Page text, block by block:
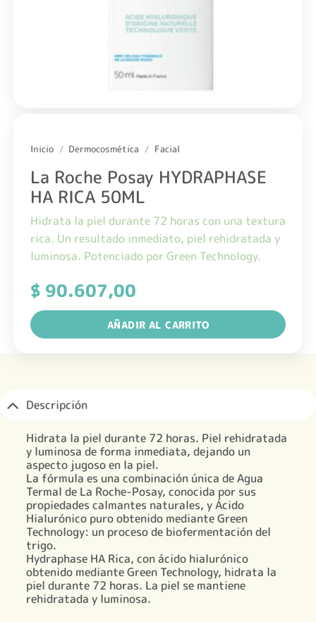
Inicio / Dermocosmética / Facial
La Roche Posay HYDRAPHASE
HA RICA 50ML
Hidrata la piel durante 72 horas con una textura
rica. Un resultado inmediato, piel rehidratada y
luminosa. Potenciado por Green Technology.
$90.607,00
AÑADIR AL CARRITO
Descripción
Hidrata la piel durante 72 horas. Piel rehidratada
y luminosa de forma inmediata, dejando un
aspecto jugoso en la piel.
La fórmula es una combinación única de Agua
Termal de La Roche-Posay, conocida por sus
propiedades calmantes naturales, y Ácido
Hialurónico puro obtenido mediante Green
Technology: un proceso de biofermentación del
trigo.
Hydraphase HA Rica, con ácido hialurónico
obtenido mediante Green Technology, hidrata la
piel durante 72 horas. La piel se mantiene
rehidratada y luminosa.